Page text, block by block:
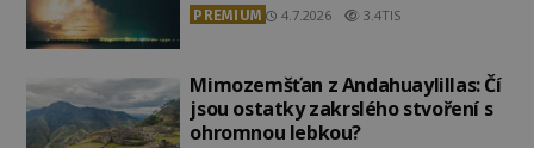
PREMIUM 4.7.2026 3.4TIS
Mimozemšťan z Andahuaylillas: Čí
jsou ostatky zakrslého stvoření s
ohromnou lebkou?